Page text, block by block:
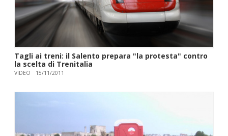
Tagli ai treni: il Salento prepara "la protesta" contro
la scelta di Trenitalia
VIDEO 15/11/2011